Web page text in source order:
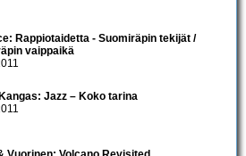
Rappiotaidetta - Suomiräpin tekijät /
vaippaikä
Jazz – Koko tarina